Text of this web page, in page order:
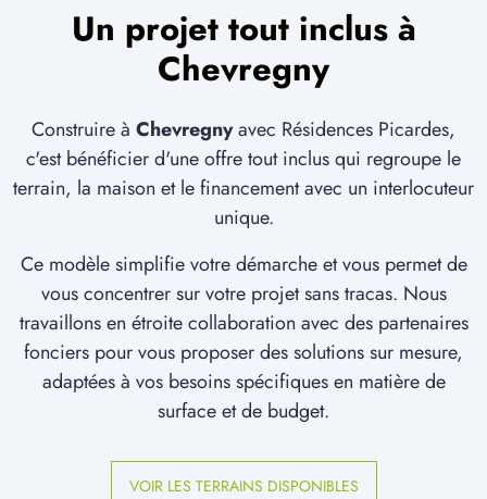
Un projet tout inclus à
Chevregny
Construire à Chevregnyavec Résidences Picardes,
c'est bénéficier d'une offre tout inclus qui regroupe le
terrain, la maison et le financement avec un interlocuteur
unique.
Ce modèle simplifie votre démarche et vous permet de
vous concentrer sur votre projet sans tracas. Nous
travaillons en étroite collaboration avec des partenaires
fonciers pour vous proposer des solutions sur mesure,
adaptées à vos besoins spécifiques en matière de
surface et de budget.
VOIR LES TERRAINS DISPONIBLES